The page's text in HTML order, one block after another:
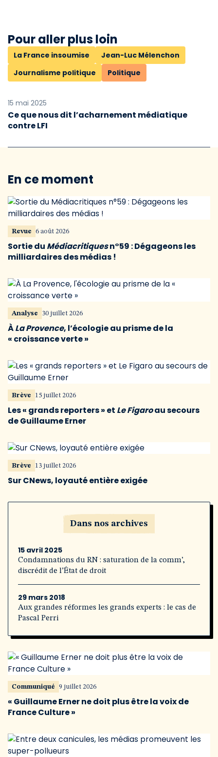
Pour aller plus loin
La France insoumise
Jean-Luc Mélenchon
Journalisme politique
Politique
15 mai 2025
Ce que nous dit l’acharnement médiatique
contre LFI
En ce moment
Revue 6 août 2026
Sortie du Médiacritiquesn°59 : Dégageons les
milliardaires des médias !
Analyse 30 juillet 2026
ÀLa Provence, l’écologie au prisme de la
« croissance verte »
Brève 15 juillet 2026
Les « grands reporters » et Le Figaroau secours
de Guillaume Erner
Brève 13 juillet 2026
Sur CNews, loyauté entière exigée
Dans nos archives
15 avril 2025
Condamnations du RN : saturation de la comm’,
discrédit de l’État de droit
29 mars 2018
Aux grandes réformes les grands experts : le cas de
Pascal Perri
Communiqué 9 juillet 2026
« Guillaume Erner ne doit plus être la voix de
France Culture »